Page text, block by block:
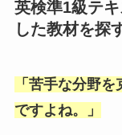
英検準1級テ
した教材を探
「 苦手な分野を
ですよね。
」